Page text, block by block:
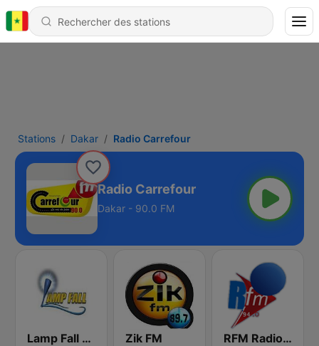
Stations Dakar Radio Carrefour
Radio Carrefour
Dakar - 90.0 FM
Lamp Fall FM Zik FM RFM Radio Futurs Medias 94.0 FM